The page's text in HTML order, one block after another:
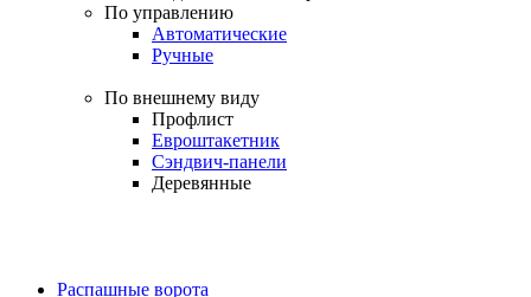
По управлению
Автоматические
Ручные
По внешнему виду
Профлист
Евроштакетник
Сэндвич-панели
Деревянные
Распашные ворота